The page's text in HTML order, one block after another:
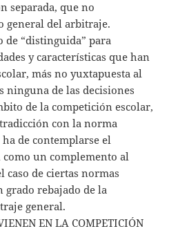
separada, que no
general del arbitraje.
de “distinguida” para
y características que han
más no yuxtapuesta al
ninguna de las decisiones
de la competición escolar,
con la norma
de contemplarse el
un complemento al
caso de ciertas normas
grado rebajado de la
general.
EN LA COMPETICIÓN